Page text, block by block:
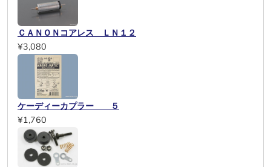
ＣＡＮＯＮコアレス ＬＮ１２
¥3,080
ケーディーカプラー ５
¥1,760